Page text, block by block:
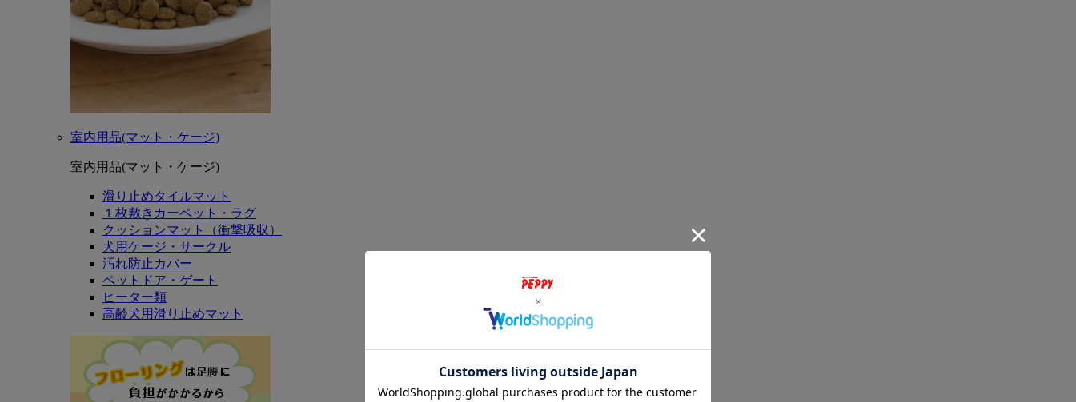
室内用品(マット・ケージ)
室内用品(マット・ケージ)
滑り止めタイルマット
１枚敷きカーペット・ラグ
クッションマット（衝撃吸収）
犬用ケージ・サークル
汚れ防止カバー
ペットドア・ゲート
ヒーター類
高齢犬用滑り止めマット